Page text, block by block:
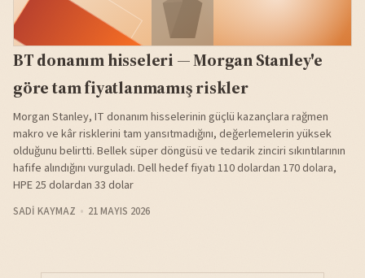
BT donanım hisseleri — Morgan Stanley'e
göre tam fiyatlanmamış riskler
Morgan Stanley, IT donanım hisselerinin güçlü kazançlara rağmen
makro ve kâr risklerini tam yansıtmadığını, değerlemelerin yüksek
olduğunu belirtti. Bellek süper döngüsü ve tedarik zinciri sıkıntılarının
hafife alındığını vurguladı. Dell hedef fiyatı 110 dolardan 170 dolara,
HPE 25 dolardan 33 dolar
SADI KAYMAZ 21 MAYIS 2026